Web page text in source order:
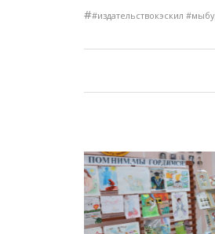
##издательствокэскил